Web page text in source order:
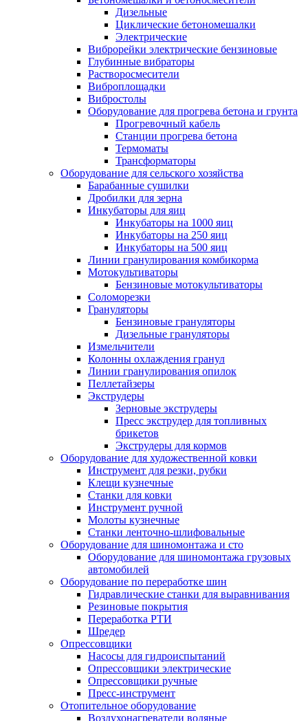
Дизельные
Циклические бетономешалки
Электрические
Виброрейки электрические бензиновые
Глубинные вибраторы
Растворосмесители
Виброплощадки
Вибростолы
Оборудование для прогрева бетона и грунта
Прогревочный кабель
Станции прогрева бетона
Термоматы
Трансформаторы
Оборудование для сельского хозяйства
Барабанные сушилки
Дробилки для зерна
Инкубаторы для яиц
Инкубаторы на 1000 яиц
Инкубаторы на 250 яиц
Инкубаторы на 500 яиц
Линии гранулирования комбикорма
Мотокультиваторы
Бензиновые мотокультиваторы
Соломорезки
Грануляторы
Бензиновые грануляторы
Дизельные грануляторы
Измельчители
Колонны охлаждения гранул
Линии гранулирования опилок
Пеллетайзеры
Экструдеры
Зерновые экструдеры
Пресс экструдер для топливных
брикетов
Экструдеры для кормов
Оборудование для художественной ковки
Инструмент для резки, рубки
Клещи кузнечные
Станки для ковки
Инструмент ручной
Молоты кузнечные
Станки ленточно-шлифовальные
Оборудование для шиномонтажа и сто
Оборудование для шиномонтажа грузовых
автомобилей
Оборудование по переработке шин
Гидравлические станки для выравнивания
Резиновые покрытия
Переработка РТИ
Шредер
Опрессовщики
Насосы для гидроиспытаний
Опрессовщики электрические
Опрессовщики ручные
Пресс-инструмент
Отопительное оборудование
Воздухонагреватели водяные